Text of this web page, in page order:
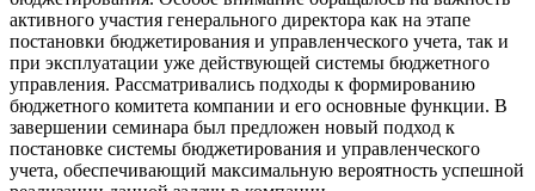
активного участия генерального директора как на этапе
постановки бюджетирования и управленческого учета, так и
при эксплуатации уже действующей системы бюджетного
управления. Рассматривались подходы к формированию
бюджетного комитета компании и его основные функции. В
завершении семинара был предложен новый подход к
постановке системы бюджетирования и управленческого
учета, обеспечивающий максимальную вероятность успешной